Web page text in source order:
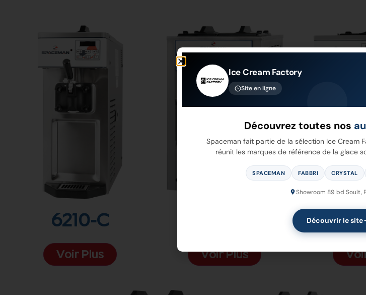
6210-C
Voir Plus Voir Plus
Ice Cream Factory
Site en ligne
Découvrez toutes nos
Spaceman fait partie de la sélection Ice Cream
réunit les marques de référence de la glace
SPACEMAN FABBRI CRYSTAL
Showroom 89 bd Soult,
Découvrir le site